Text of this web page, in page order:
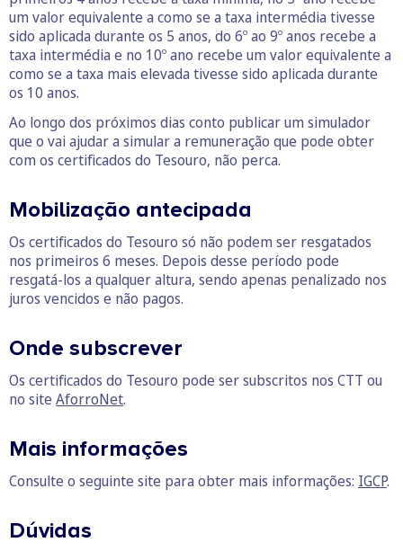
um valor equivalente a como se a taxa intermédia tivesse
sido aplicada durante os 5 anos, do 6º ao 9º anos recebe a
taxa intermédia e no 10º ano recebe um valor equivalente a
como se a taxa mais elevada tivesse sido aplicada durante
os 10 anos.
Ao longo dos próximos dias conto publicar um simulador
que o vai ajudar a simular a remuneração que pode obter
com os certificados do Tesouro, não perca.
Mobilização antecipada
Os certificados do Tesouro só não podem ser resgatados
nos primeiros 6 meses. Depois desse período pode
resgatá-los a qualquer altura, sendo apenas penalizado nos
juros vencidos e não pagos.
Onde subscrever
Os certificados do Tesouro pode ser subscritos nos CTT ou
no site AforroNet.
Mais informações
Consulte o seguinte site para obter mais informações: IGCP.
Dúvidas